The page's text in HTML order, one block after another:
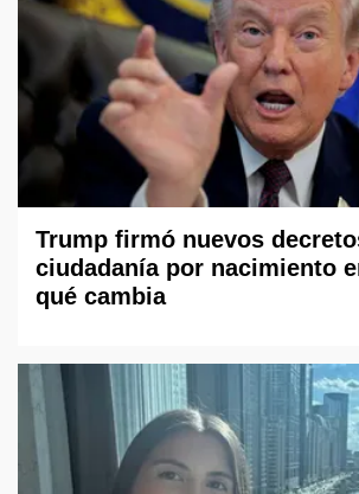
Trump firmó nuevos
ciudadanía por nacimiento
qué cambia